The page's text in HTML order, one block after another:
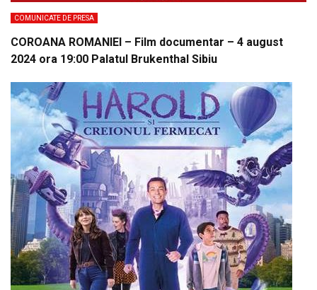
COMUNICATE DE PRESA
COROANA ROMANIEI – Film documentar – 4 august
2024 ora 19:00 Palatul Brukenthal Sibiu